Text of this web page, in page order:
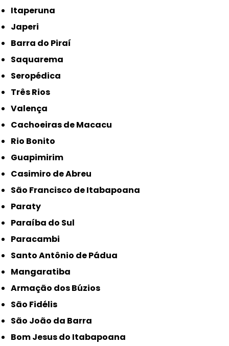
Itaperuna
Japeri
Barra do Piraí
Saquarema
Seropédica
Três Rios
Valença
Cachoeiras de Macacu
Rio Bonito
Guapimirim
Casimiro de Abreu
São Francisco de Itabapoana
Paraty
Paraíba do Sul
Paracambi
Santo Antônio de Pádua
Mangaratiba
Armação dos Búzios
São Fidélis
São João da Barra
Bom Jesus do Itabapoana